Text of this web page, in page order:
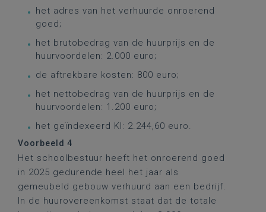
het adres van het verhuurde onroerend
goed;
het brutobedrag van de huurprijs en de
huurvoordelen: 2.000 euro;
de aftrekbare kosten: 800 euro;
het nettobedrag van de huurprijs en de
huurvoordelen: 1.200 euro;
het geïndexeerd KI: 2.244,60 euro.
Voorbeeld 4
Het schoolbestuur heeft het onroerend goed
in 2025 gedurende heel het jaar als
gemeubeld gebouw verhuurd aan een bedrijf.
In de huurovereenkomst staat dat de totale